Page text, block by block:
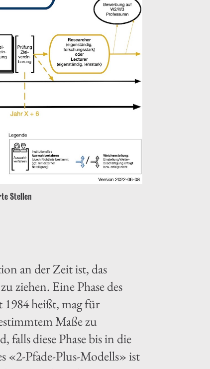
Stellen
an der Zeit ist, das
ziehen. Eine Phase des
1984 heißt, mag für
Maße zu
diese Phase bis in die
«2-Pfade-Plus-Modells» ist